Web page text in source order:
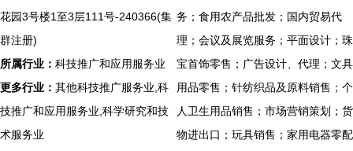
花园3号楼1至3层111号-240366(集
群注册)
所属行业： 科技推广和应用服务业
更多行业： 其他科技推广服务业,科
技推广和应用服务业,科学研究和技
术服务业
务；食用农产品批发；国内贸易代
理；会议及展览服务；平面设计；珠
宝首饰零售；广告设计、代理；文具
用品零售；针纺织品及原料销售；个
人卫生用品销售；市场营销策划；货
物进出口；玩具销售；家用电器零配